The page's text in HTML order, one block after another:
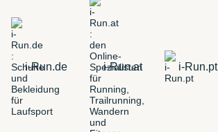
i-Run.de i-Run.at i-Run.pt